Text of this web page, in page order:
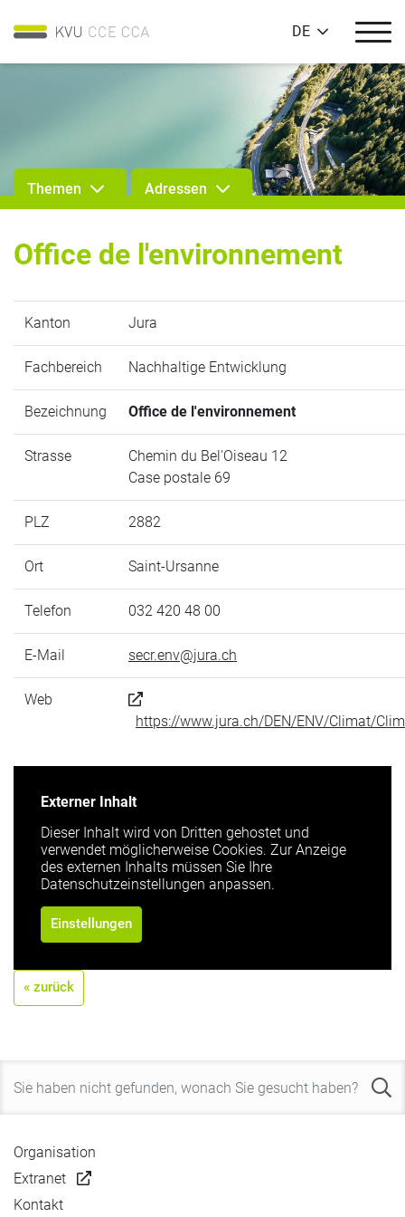
DE
Themen Adressen
Office de l'environnement
Kanton Jura
Fachbereich Nachhaltige Entwicklung
Bezeichnung Office de l'environnement
Strasse
Chemin du Bel'Oiseau 12
Case postale 69
PLZ 2882
Ort Saint-Ursanne
Telefon 032 420 48 00
E-Mail secr.env@jura.ch
Web
https://www.jura.ch/DEN/ENV/Climat/
Externer Inhalt
Dieser Inhalt wird von Dritten gehostet und
verwendet möglicherweise Cookies. Zur Anzeige
des externen Inhalts müssen Sie Ihre
Datenschutzeinstellungen anpassen.
Einstellungen
« zurück
Organisation
Extranet
Kontakt